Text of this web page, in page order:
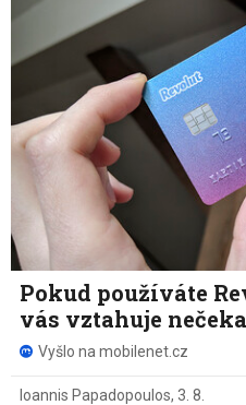
Pokud používáte
vás vztahuje
Vyšlo na mobilenet.cz
Ioannis Papadopoulos, 3. 8.